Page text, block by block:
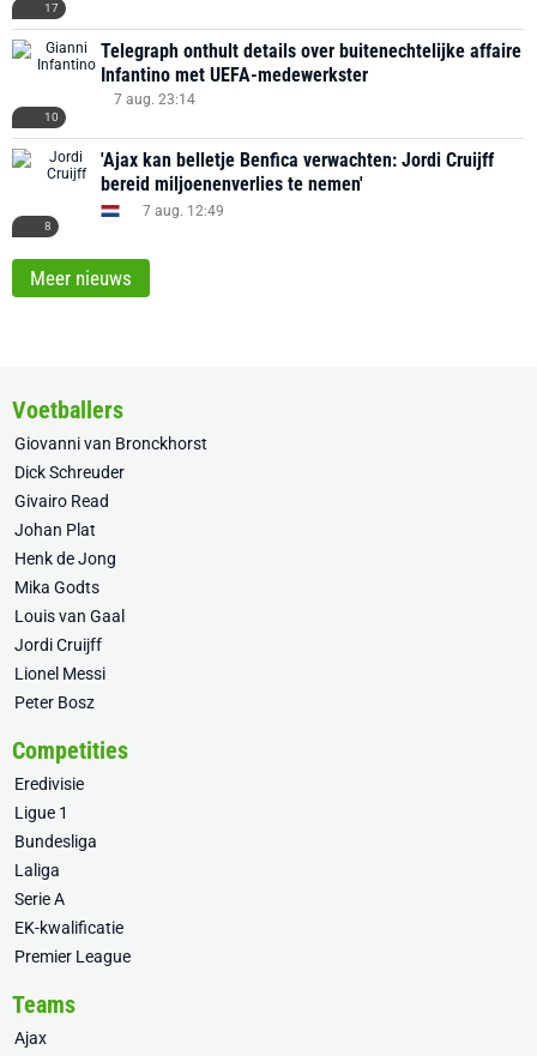
17
10
Telegraph onthult details over buitenechtelijke affaire
Infantino met UEFA-medewerkster
7 aug. 23:14
8
'Ajax kan belletje Benfica verwachten: Jordi Cruijff
bereid miljoenenverlies te nemen'
7 aug. 12:49
Meer nieuws
Voetballers
Giovanni van Bronckhorst
Dick Schreuder
Givairo Read
Johan Plat
Henk de Jong
Mika Godts
Louis van Gaal
Jordi Cruijff
Lionel Messi
Peter Bosz
Competities
Eredivisie
Ligue 1
Bundesliga
Laliga
Serie A
EK-kwalificatie
Premier League
Teams
Ajax